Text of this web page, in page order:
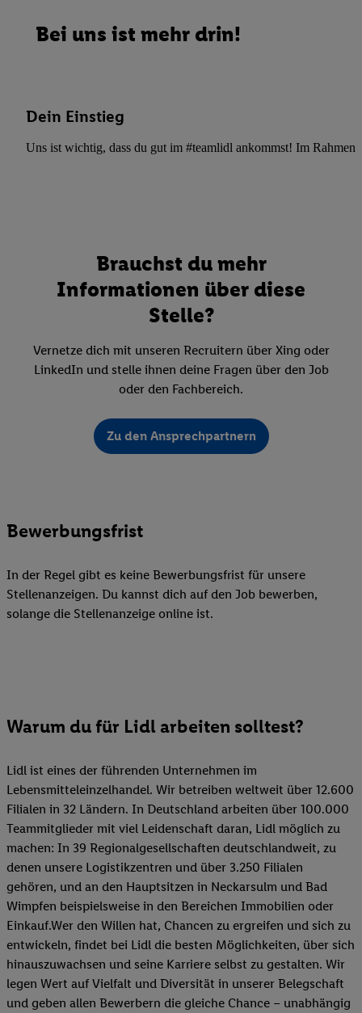
Bei uns ist mehr drin!
Dein Einstieg
Uns ist wichtig, dass du gut im #teamlidl ankommst! Im Rahmen
Brauchst du mehr
Informationen über diese
Stelle?
Vernetze dich mit unseren Recruitern über Xing oder
LinkedIn und stelle ihnen deine Fragen über den Job
oder den Fachbereich.
Zu den Ansprechpartnern
Bewerbungsfrist
In der Regel gibt es keine Bewerbungsfrist für unsere
Stellenanzeigen. Du kannst dich auf den Job bewerben,
solange die Stellenanzeige online ist.
Warum du für Lidl arbeiten solltest?
Lidl ist eines der führenden Unternehmen im
Lebensmitteleinzelhandel. Wir betreiben weltweit über 12.600
Filialen in 32 Ländern. In Deutschland arbeiten über 100.000
Teammitglieder mit viel Leidenschaft daran, Lidl möglich zu
machen: In 39 Regionalgesellschaften deutschlandweit, zu
denen unsere Logistikzentren und über 3.250 Filialen
gehören, und an den Hauptsitzen in Neckarsulm und Bad
Wimpfen beispielsweise in den Bereichen Immobilien oder
Einkauf.Wer den Willen hat, Chancen zu ergreifen und sich zu
entwickeln, findet bei Lidl die besten Möglichkeiten, über sich
hinauszuwachsen und seine Karriere selbst zu gestalten. Wir
legen Wert auf Vielfalt und Diversität in unserer Belegschaft
und geben allen Bewerbern die gleiche Chance – unabhängig